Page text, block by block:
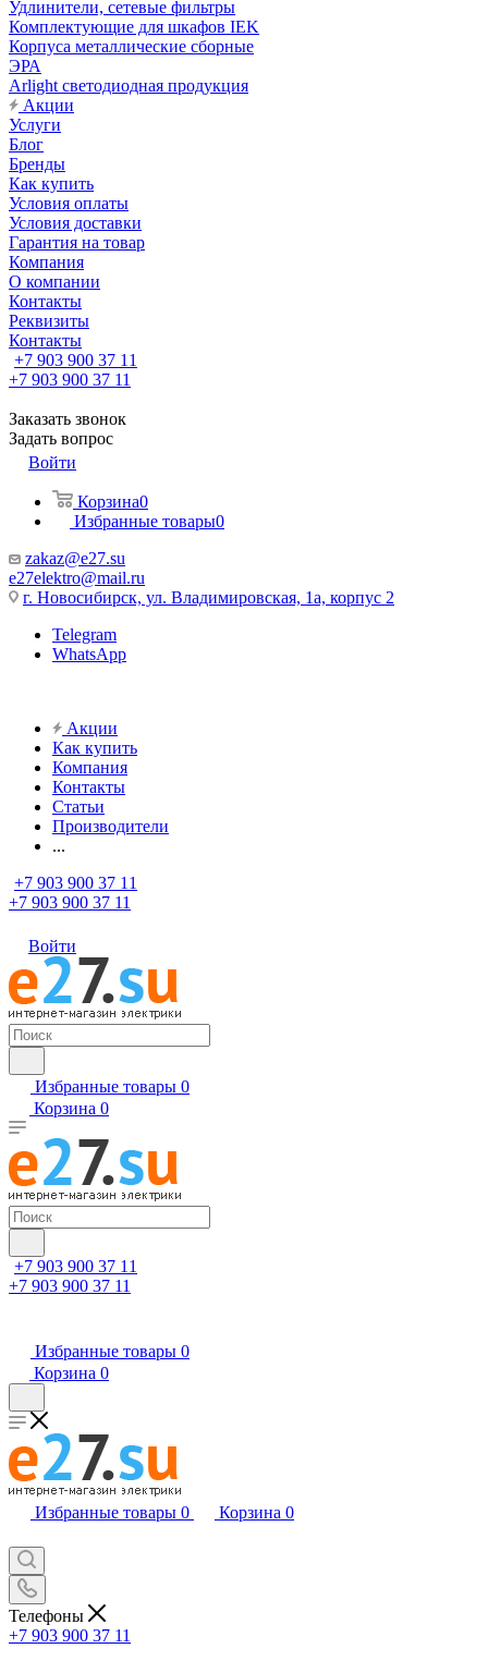
Удлинители, сетевые фильтры
Комплектующие для шкафов IEK
Корпуса металлические сборные
ЭРА
Arlight светодиодная продукция
Акции
Услуги
Блог
Бренды
Как купить
Условия оплаты
Условия доставки
Гарантия на товар
Компания
О компании
Контакты
Реквизиты
Контакты
+7 903 900 37 11
+7 903 900 37 11
Заказать звонок
Задать вопрос
Войти
Корзина0
Избранные товары0
zakaz@e27.su
e27elektro@mail.ru
г. Новосибирск, ул. Владимировская, 1а, корпус 2
Telegram
WhatsApp
Акции
Как купить
Компания
Контакты
Статьи
Производители
...
+7 903 900 37 11
+7 903 900 37 11
Войти
Избранные товары 0
Корзина 0
+7 903 900 37 11
+7 903 900 37 11
Избранные товары 0
Корзина 0
Избранные товары 0 Корзина 0
Телефоны
+7 903 900 37 11